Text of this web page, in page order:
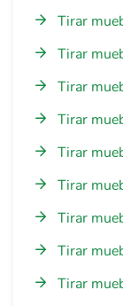
Tirar
Tirar
Tirar
Tirar
Tirar
Tirar
Tirar
Tirar
Tirar